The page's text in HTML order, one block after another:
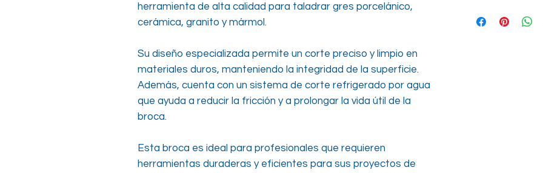
herramienta de alta calidad para taladrar gres porcelánico,
cerámica, granito y mármol.
Su diseño especializada permite un corte preciso y limpio en
materiales duros, manteniendo la integridad de la superficie.
Además, cuenta con un sistema de corte refrigerado por agua
que ayuda a reducir la fricción y a prolongar la vida útil de la
broca.
Esta broca es ideal para profesionales que requieren
herramientas duraderas y eficientes para sus proyectos de
mm